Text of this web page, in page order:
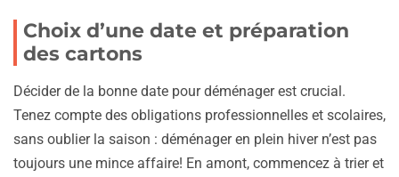
Choix d’une date et préparation
des cartons
Décider de la bonne date pour déménager est crucial.
Tenez compte des obligations professionnelles et scolaires,
sans oublier la saison : déménager en plein hiver n’est pas
toujours une mince affaire! En amont, commencez à trier et